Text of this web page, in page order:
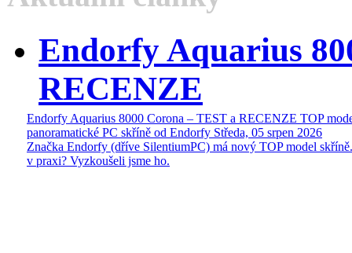
Endorfy Aquarius
RECENZE
Endorfy Aquarius 8000 Corona – TEST a RECENZE TOP
panoramatické PC skříně od Endorfy Středa, 05 srpen 2026
Značka Endorfy (dříve SilentiumPC) má nový TOP model
v praxi? Vyzkoušeli jsme ho.